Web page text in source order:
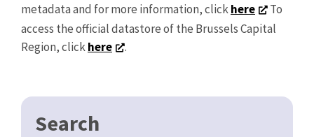
metadata and for more information, clickhere
To
access the official datastore of the Brussels Capital
Region, clickhere .
Search